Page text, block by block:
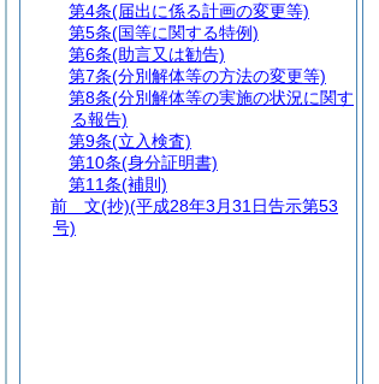
第4条(届出に係る計画の変更等)
第5条(国等に関する特例)
第6条(助言又は勧告)
第7条(分別解体等の方法の変更等)
第8条(分別解体等の実施の状況に関す
る報告)
第9条(立入検査)
第10条(身分証明書)
第11条(補則)
前 文(抄)(平成28年3月31日告示第53
号)